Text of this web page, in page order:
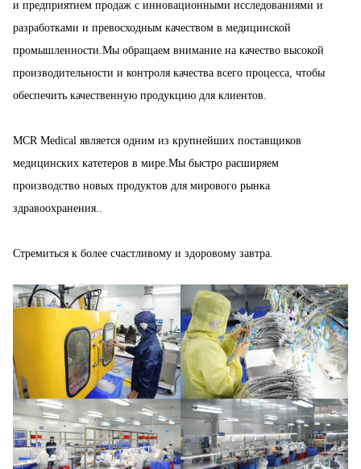
и предприятием продаж с инновационными исследованиями и
разработками и превосходным качеством в медицинской
промышленности.Мы обращаем внимание на качество высокой
производительности и контроля качества всего процесса, чтобы
обеспечить качественную продукцию для клиентов.
MCR Medical является одним из крупнейших поставщиков
медицинских катетеров в мире.Мы быстро расширяем
производство новых продуктов для мирового рынка
здравоохранения..
Стремиться к более счастливому и здоровому завтра.